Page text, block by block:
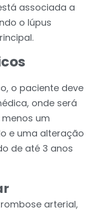
associada a
o lúpus
o paciente deve
onde será
um
e uma alteração
de até 3 anos
arterial,